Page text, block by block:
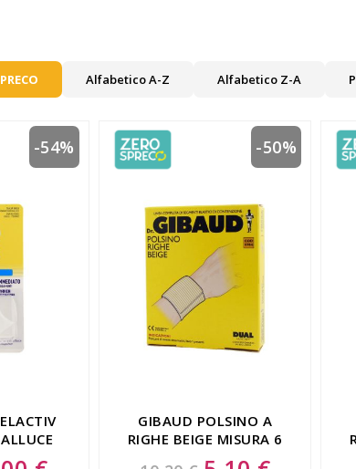
Alfabetico A-Z Alfabetico Z-A
-54%
GIBAUD POLSINO A
RIGHE BEIGE MISURA 6
CM TAGLIA 3
-50%
Special